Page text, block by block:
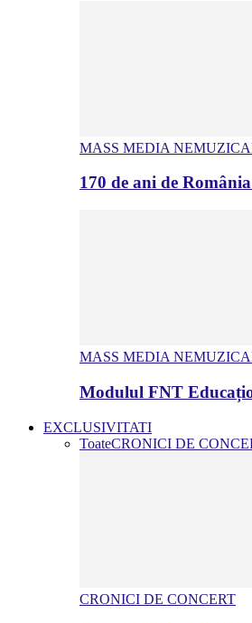
MASS MEDIA
170 de ani de
MASS MEDIA
Modulul FNT
EXCLUSIVITATI
ToateCRONICI DE
CRONICI DE CONCERT